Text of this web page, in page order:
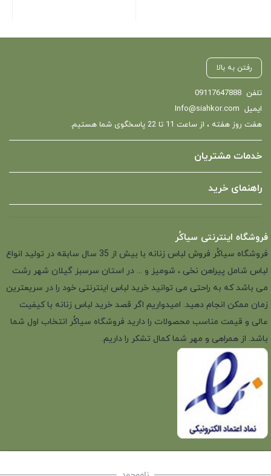
رفتن به بالا
تلفن 09117647888
ایمیل Info@siahkor.com
هفت روز هفته ، از ساعت 11 تا 22 پاسخگوی شما هستیم.
خدمات مشتریان
راهنمای خرید
فروشگاه اینترنتی سیاکُر
فروشگاه سیاکُر فروش لباس زنانه با بیش از 35 سال سابقه در تولید انواع
لباس شامل پیراهن نخی ، شومیز و ... در استان سرسبز گیلان شهر رشت
می باشد که به راحتی می توانید خرید لباس اینترنتی خود را در سریعترین
زمان ممکن انجام دهید. امیدواریم اگر قصد خرید لباس زنانه با کیفیت
عالی و قیمت مناسب محصولات را دارید فروشگاه سیاکُر انتخاب اول شما
باشد. از همراهی و مهر شما کمال تشکر را داریم.